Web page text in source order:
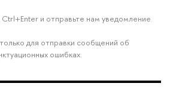
и отправьте нам уведомление.
для отправки сообщений об
ошибках.